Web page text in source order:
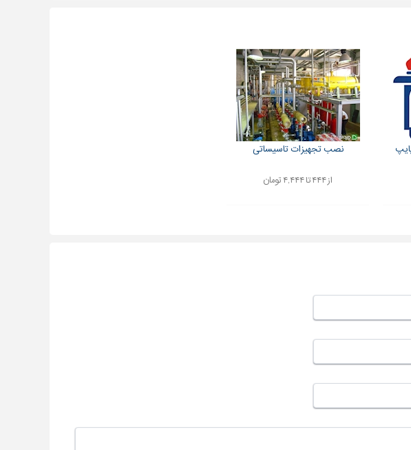
نصب تجهیزات تاسیساتی
از ۴۴۴ تا ۴,۴۴۴ تومان